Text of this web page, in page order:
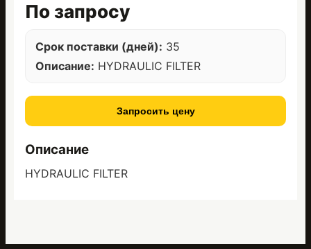
По запросу
Срок поставки (дней): 35
Описание: HYDRAULIC FILTER
Запросить цену
Описание
HYDRAULIC FILTER